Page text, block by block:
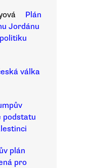
Plán
Jordánu
válka
podstatu
plán
pro